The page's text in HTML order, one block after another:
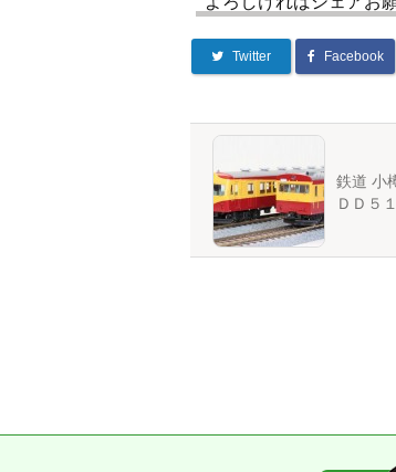
Twitter Facebook
鉄道 小
ＤＤ５